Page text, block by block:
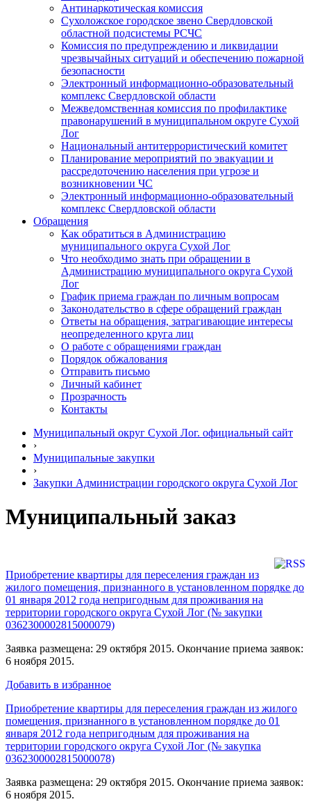
Антинаркотическая комиссия
Сухоложское городское звено Свердловской
областной подсистемы РСЧС
Комиссия по предупреждению и ликвидации
чрезвычайных ситуаций и обеспечению пожарной
безопасности
Электронный информационно-образовательный
комплекс Cвердловской области
Межведомственная комиссия по профилактике
правонарушений в муниципальном округе Сухой
Лог
Национальный антитеррористический комитет
Планирование мероприятий по эвакуации и
рассредоточению населения при угрозе и
возникновении ЧС
Электронный информационно-образовательный
комплекс Свердловской области
Обращения
Как обратиться в Администрацию
муниципального округа Сухой Лог
Что необходимо знать при обращении в
Администрацию муниципального округа Сухой
Лог
График приема граждан по личным вопросам
Законодательство в сфере обращений граждан
Ответы на обращения, затрагивающие интересы
неопределенного круга лиц
О работе с обращениями граждан
Порядок обжалования
Отправить письмо
Личный кабинет
Прозрачность
Контакты
Муниципальный округ Сухой Лог. официальный сайт
›
Муниципальные закупки
›
Закупки Администрации городского округа Сухой Лог
Муниципальный заказ
Приобретение квартиры для переселения граждан из
жилого помещения, признанного в установленном порядке до
01 января 2012 года непригодным для проживания на
территории городского округа Сухой Лог (№ закупки
0362300002815000079)
Заявка размещена: 29 октября 2015. Окончание приема заявок:
6 ноября 2015.
Добавить в избранное
Приобретение квартиры для переселения граждан из жилого
помещения, признанного в установленном порядке до 01
января 2012 года непригодным для проживания на
территории городского округа Сухой Лог (№ закупка
0362300002815000078)
Заявка размещена: 29 октября 2015. Окончание приема заявок:
6 ноября 2015.